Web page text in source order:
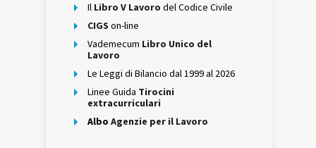
Il Libro V Lavoro del Codice Civile
CIGS on-line
Vademecum Libro Unico del
Lavoro
Le Leggi di Bilancio dal 1999 al 2026
Linee Guida Tirocini
extracurriculari
Albo Agenzie per il Lavoro